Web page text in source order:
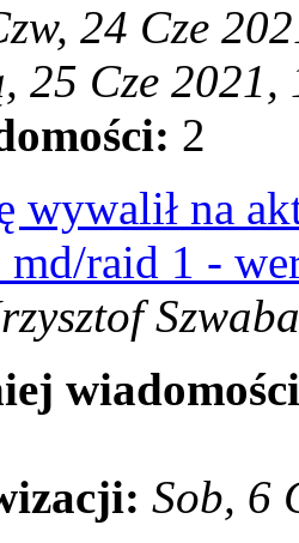
24 Cze
25 Cze 2021,
2
wywalił na
raid 1 -
Szwaba
Sob, 6